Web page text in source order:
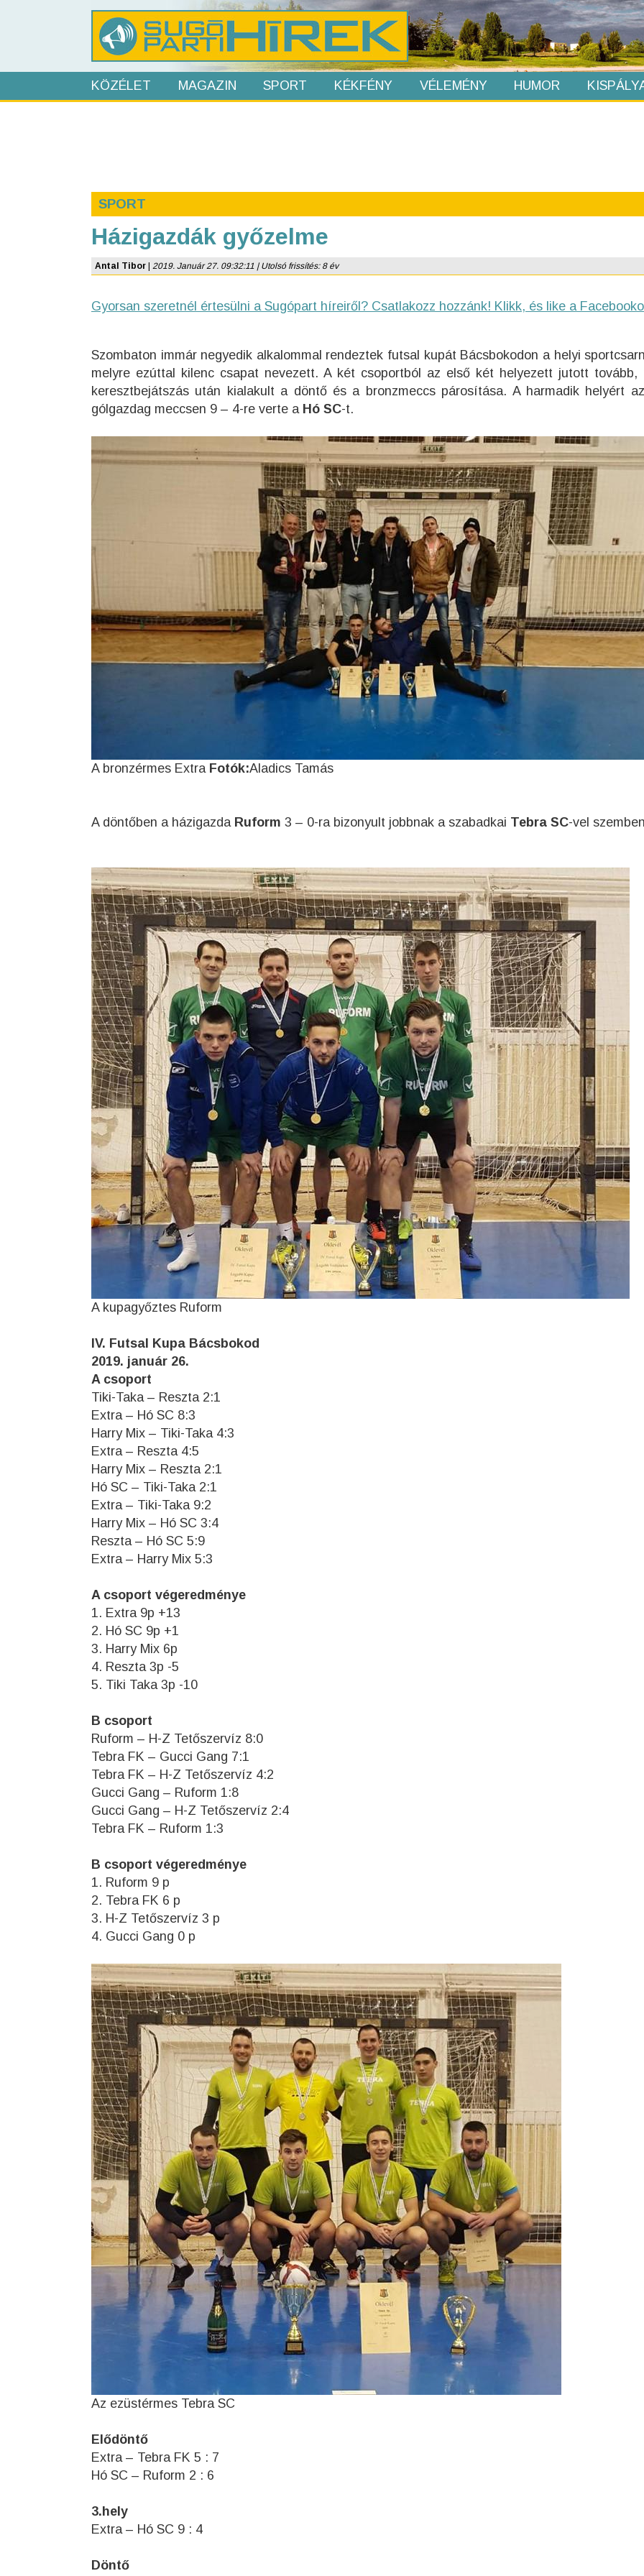
KÖZÉLET MAGAZIN SPORT KÉKFÉNY VÉLEMÉNY HUMOR
SPORT
Házigazdák győzelme
Antal Tibor 2019. Január 27. 09:32:11 | Utolsó frissítés: 8 év
Gyorsan szeretnél értesülni a Sugópart híreiről? Csatlakozz hozzánk! Klikk, és like a
Szombaton immár negyedik alkalommal rendeztek futsal kupát Bácsbokodon a helyi
melyre ezúttal kilenc csapat nevezett. A két csoportból az első két helyezett jutott tovább,
keresztbejátszás után kialakult a döntő és a bronzmeccs párosítása. A harmadik helyért
gólgazdag meccsen 9 – 4-re verte a Hó SC-t.
A bronzérmes Extra Fotók:Aladics Tamás
A döntőben a házigazda Ruform 3 – 0-ra bizonyult jobbnak a szabadkai Tebra SC-vel
A kupagyőztes Ruform
IV. Futsal Kupa Bácsbokod
2019. január 26.
A csoport
Tiki-Taka – Reszta 2:1
Extra – Hó SC 8:3
Harry Mix – Tiki-Taka 4:3
Extra – Reszta 4:5
Harry Mix – Reszta 2:1
Hó SC – Tiki-Taka 2:1
Extra – Tiki-Taka 9:2
Harry Mix – Hó SC 3:4
Reszta – Hó SC 5:9
Extra – Harry Mix 5:3
A csoport végeredménye
1. Extra 9p +13
2. Hó SC 9p +1
3. Harry Mix 6p
4. Reszta 3p -5
5. Tiki Taka 3p -10
B csoport
Ruform – H-Z Tetőszervíz 8:0
Tebra FK – Gucci Gang 7:1
Tebra FK – H-Z Tetőszervíz 4:2
Gucci Gang – Ruform 1:8
Gucci Gang – H-Z Tetőszervíz 2:4
Tebra FK – Ruform 1:3
B csoport végeredménye
1. Ruform 9 p
2. Tebra FK 6 p
3. H-Z Tetőszervíz 3 p
4. Gucci Gang 0 p
Az ezüstérmes Tebra SC
Elődöntő
Extra – Tebra FK 5 : 7
Hó SC – Ruform 2 : 6
3.hely
Extra – Hó SC 9 : 4
Döntő